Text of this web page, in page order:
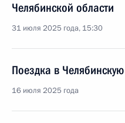
Челябинской области
31 июля 2025 года, 15:30
Поездка в
16 июля 2025 года